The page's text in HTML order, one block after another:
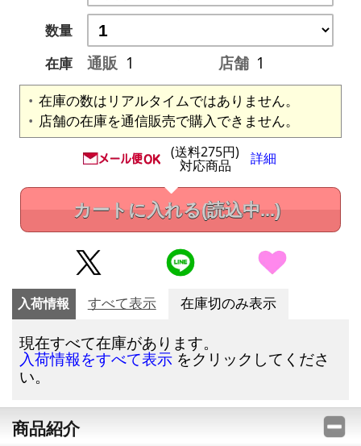
数量
在庫
通販 1 店舗 1
在庫の数はリアルタイムではありません。
店舗の在庫を通信販売で購入できません。
(送料275円)
対応商品 詳細
カートに入れる(読込中...)
入荷情報 すべて表示 在庫切のみ表示
現在すべて在庫があります。
入荷情報をすべて表示 をクリックしてくださ
い。
商品紹介